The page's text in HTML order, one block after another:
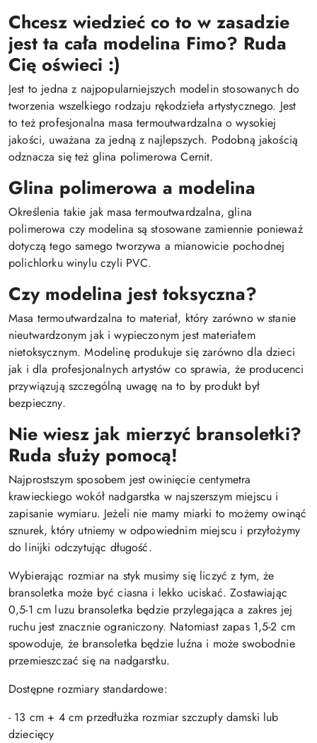
Chcesz wiedzieć co to w zasadzie
jest ta cała modelina Fimo? Ruda
Cię oświeci :)
Jest to jedna z najpopularniejszych modelin stosowanych do
tworzenia wszelkiego rodzaju rękodzieła artystycznego. Jest
to też profesjonalna masa termoutwardzalna o wysokiej
jakości, uważana za jedną z najlepszych. Podobną jakością
odznacza się też glina polimerowa Cernit.
Glina polimerowa a modelina
Określenia takie jak masa termoutwardzalna, glina
polimerowa czy modelina są stosowane zamiennie ponieważ
dotyczą tego samego tworzywa a mianowicie pochodnej
polichlorku winylu czyli PVC.
Czy modelina jest toksyczna?
Masa termoutwardzalna to materiał, który zarówno w stanie
nieutwardzonym jak i wypieczonym jest materiałem
nietoksycznym. Modelinę produkuje się zarówno dla dzieci
jak i dla profesjonalnych artystów co sprawia, że producenci
przywiązują szczególną uwagę na to by produkt był
bezpieczny.
Nie wiesz jak mierzyć bransoletki?
Ruda służy pomocą!
Najprostszym sposobem jest owinięcie centymetra
krawieckiego wokół nadgarstka w najszerszym miejscu i
zapisanie wymiaru. Jeżeli nie mamy miarki to możemy owinąć
sznurek, który utniemy w odpowiednim miejscu i przyłożymy
do linijki odczytując długość.
Wybierając rozmiar na styk musimy się liczyć z tym, że
bransoletka może być ciasna i lekko uciskać. Zostawiając
0,5-1 cm luzu bransoletka będzie przylegająca a zakres jej
ruchu jest znacznie ograniczony. Natomiast zapas 1,5-2 cm
spowoduje, że bransoletka będzie luźna i może swobodnie
przemieszczać się na nadgarstku.
Dostępne rozmiary standardowe:
- 13 cm + 4 cm przedłużka rozmiar szczupły damski lub
dziecięcy